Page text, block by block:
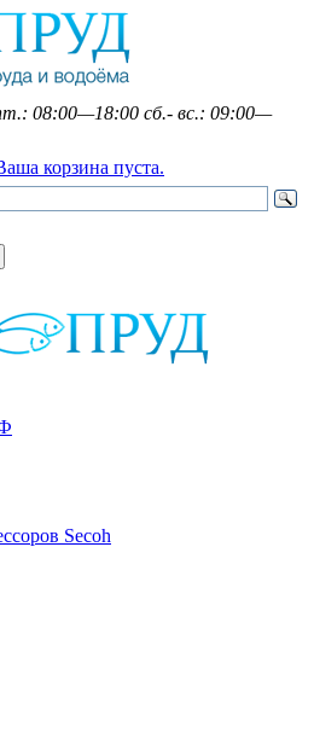
08:00—18:00 сб.- вс.: 09:00—
корзина пуста.
Secoh